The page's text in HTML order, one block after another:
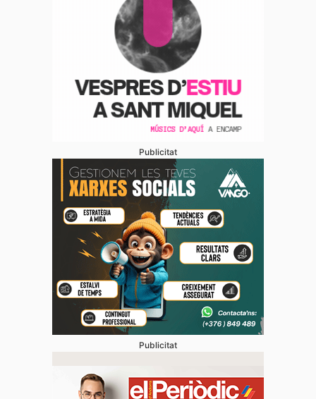
Publicitat
Publicitat